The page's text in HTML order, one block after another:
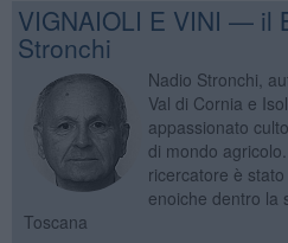
VIGNAIOLI E VINI — il
Stronchi
Nadio Stronchi,
Val di Cornia e
appassionato
di mondo
ricercatore è
enoiche dentro la
Toscana